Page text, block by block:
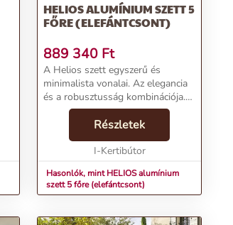
HELIOS ALUMÍNIUM SZETT 5
FŐRE (ELEFÁNTCSONT)
889 340 Ft
A Helios szett egyszerű és
minimalista vonalai. Az elegancia
és a robusztusság kombinációja.
Az epoxigyantával bevont
alumínium szerkezetnek és a
vízlepergető párnáknak
köszönhetően a kerti fémgarnit...
Részletek
I-Kertibútor
Hasonlók, mint HELIOS alumínium
szett 5 főre (elefántcsont)